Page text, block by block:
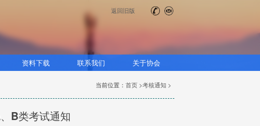
返回旧版
资料下载 联系我们 关于协会
考核通知 >
首页 >
当前位置：
B类考试通知